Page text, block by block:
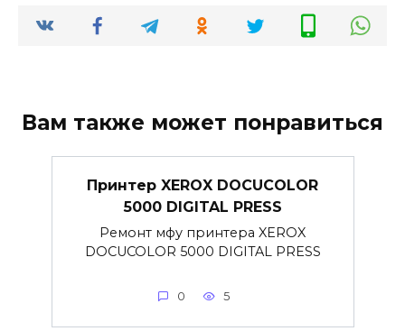
Вам также может понравиться
Принтер XEROX DOCUCOLOR
5000 DIGITAL PRESS
Ремонт мфу принтера XEROX
DOCUCOLOR 5000 DIGITAL PRESS
0 5